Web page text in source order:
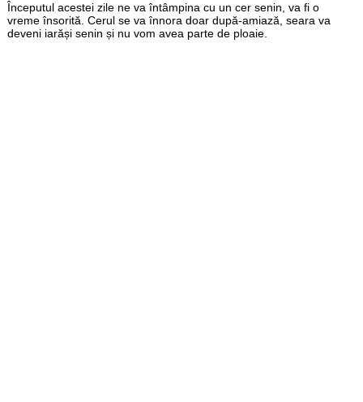
Începutul acestei zile ne va întâmpina cu un cer senin, va fi o
vreme însorită. Cerul se va înnora doar după-amiază, seara va
deveni iarăși senin și nu vom avea parte de ploaie.